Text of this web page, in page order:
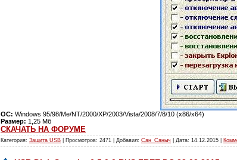
ОС: Windows 95/98/Me/NT/2000/XP/2003/Vista/2008/7/8/10 (x86/x64)
Размер: 1,25 Мб
СКАЧАТЬ НА ФОРУМЕ
Категория: Защита USB | Просмотров: 2471 | Добавил: Сан_Саныч | Дата: 14.12.2015